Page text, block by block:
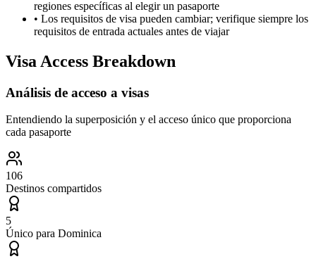
regiones específicas al elegir un pasaporte
• Los requisitos de visa pueden cambiar; verifique siempre los
requisitos de entrada actuales antes de viajar
Visa Access Breakdown
Análisis de acceso a visas
Entendiendo la superposición y el acceso único que proporciona
cada pasaporte
106
Destinos compartidos
5
Único para Dominica